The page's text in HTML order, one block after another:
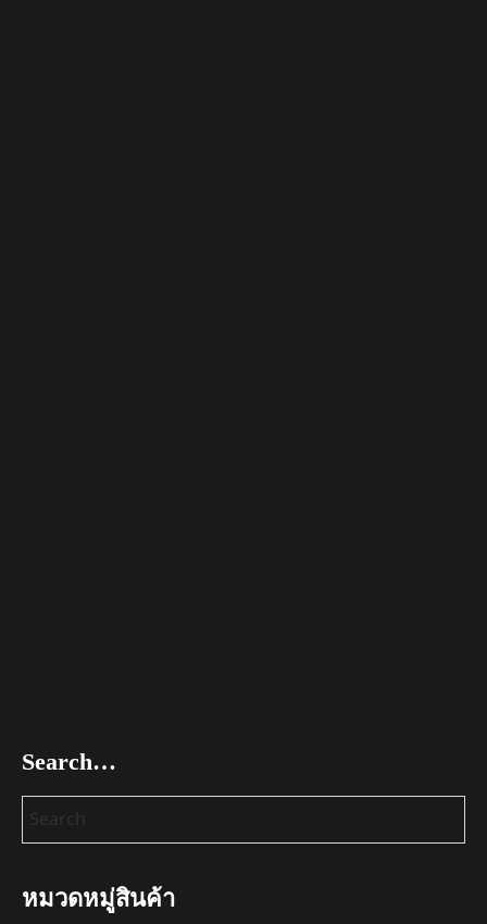
Search…
หมวดหมู่สินค้า